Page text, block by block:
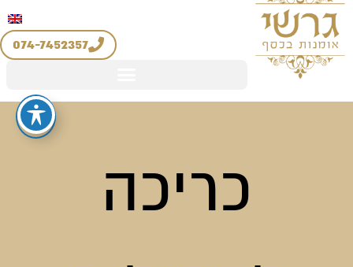
דילוג
לתוכן
074-7452357
כריכה